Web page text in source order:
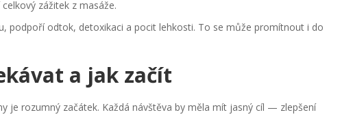
zážitek z masáže.
podpoří odtok, detoxikaci a pocit lehkosti. To se může promítnout i do
a jak začít
je rozumný začátek. Každá návštěva by měla mít jasný cíl — zlepšení